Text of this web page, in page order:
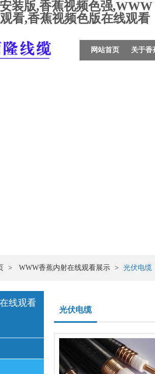
装版,香蕉视频色强,WWW
看,香蕉视频色版在线观看
网站首页 关于香
> WWW香蕉内射在线观看展示 > 光伏电缆
线观看
光伏电缆